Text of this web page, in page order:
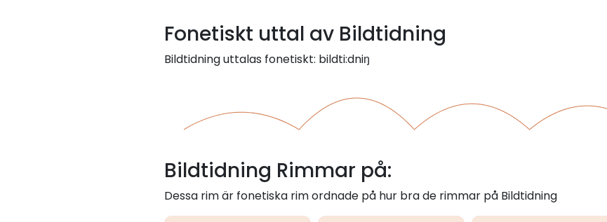
Fonetiskt uttal av Bildtidning
Bildtidning uttalas fonetiskt: bildti:dniŋ
Bildtidning Rimmar på:
Dessa rim är fonetiska rim ordnade på hur bra de rimmar på Bildtidning